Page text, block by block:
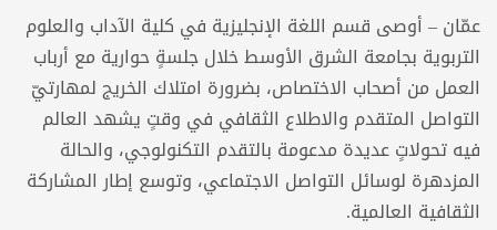
عمّان – أوصى قسم اللغة الإنجليزية في كلية الآداب والعلوم
التربوية بجامعة الشرق الأوسط خلال جلسةٍ حوارية مع أرباب
العمل من أصحاب الاختصاص، بضرورة امتلاك الخريج لمهارتيّ
التواصل المتقدم والاطلاع الثقافي في وقتٍ يشهد العالم
فيه تحولاتٍ عديدة مدعومة بالتقدم التكنولوجي، والحالة
المزدهرة لوسائل التواصل الاجتماعي، وتوسع إطار المشاركة
الثقافية العالمية.